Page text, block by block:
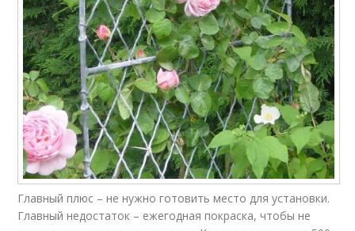
Главный плюс – не нужно готовить место для установки.
Главный недостаток – ежегодная покраска, чтобы не